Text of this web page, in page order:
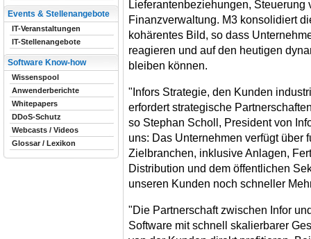
Lieferantenbeziehungen,
Finanzverwaltung. M3 konsolidiert
kohärentes Bild, so dass
reagieren und auf den heutigen
bleiben können.
"Infors Strategie, den Kunden
erfordert strategische
so Stephan Scholl, President von
uns: Das Unternehmen verfügt über
Zielbranchen, inklusive Anlagen,
Distribution und dem öffentlichen
unseren Kunden noch schneller
"Die Partnerschaft zwischen Infor
Software mit schnell skalierbarer
Events & Stellenangebote
IT-Veranstaltungen
IT-Stellenangebote
Software Know-how
Wissenspool
Anwenderberichte
Whitepapers
DDoS-Schutz
Webcasts / Videos
Glossar / Lexikon